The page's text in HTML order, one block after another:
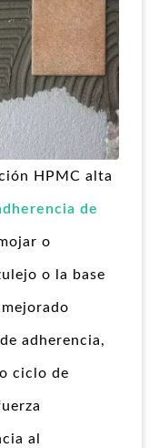
HPMC alta
de
o
o la base
adherencia,
ciclo de
al